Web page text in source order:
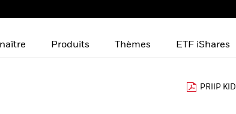
Produits Thèmes ETF iShares
PRIIP KID